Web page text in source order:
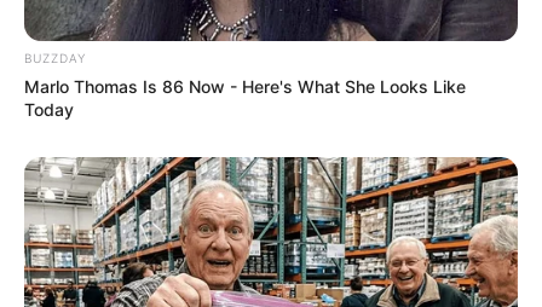
BUZZDAY
Marlo Thomas Is 86 Now - Here's What She Looks Like
Today